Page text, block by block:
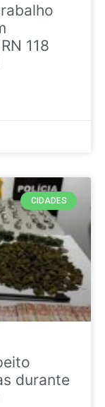
118
CIDADES
durante